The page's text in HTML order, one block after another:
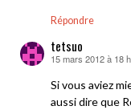
Répondre
tetsuo
dit :
15 mars 2012 à 18
Si vous aviez
aussi dire que